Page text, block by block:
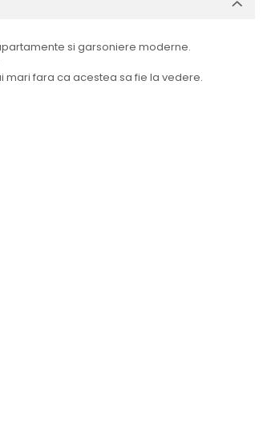
si garsoniere moderne.
mari fara ca acestea sa fie la vedere.